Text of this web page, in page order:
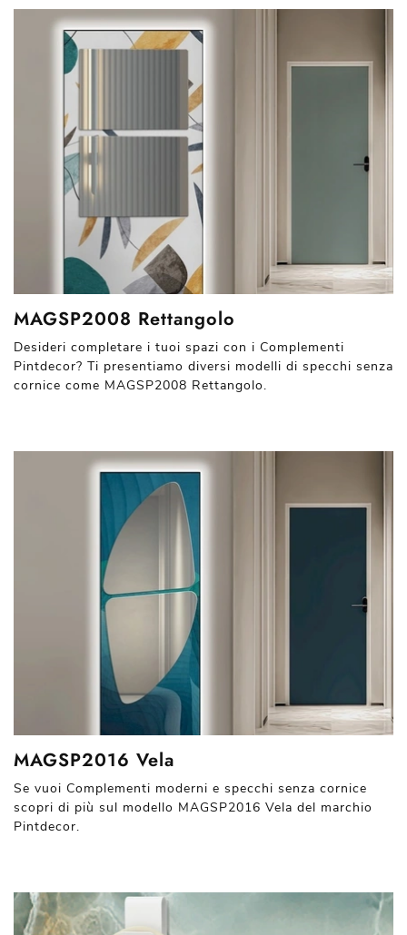
MAGSP2008 Rettangolo
Desideri completare i tuoi spazi con i Complementi
Pintdecor? Ti presentiamo diversi modelli di specchi senza
cornice come MAGSP2008 Rettangolo.
MAGSP2016 Vela
Se vuoi Complementi moderni e specchi senza cornice
scopri di più sul modello MAGSP2016 Vela del marchio
Pintdecor.